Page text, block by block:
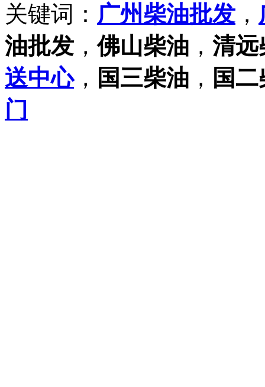
关键词： 广州柴油批发 ，
油批发 ，佛山柴油 ， 清远
送中心， 国三柴油 ， 国
门